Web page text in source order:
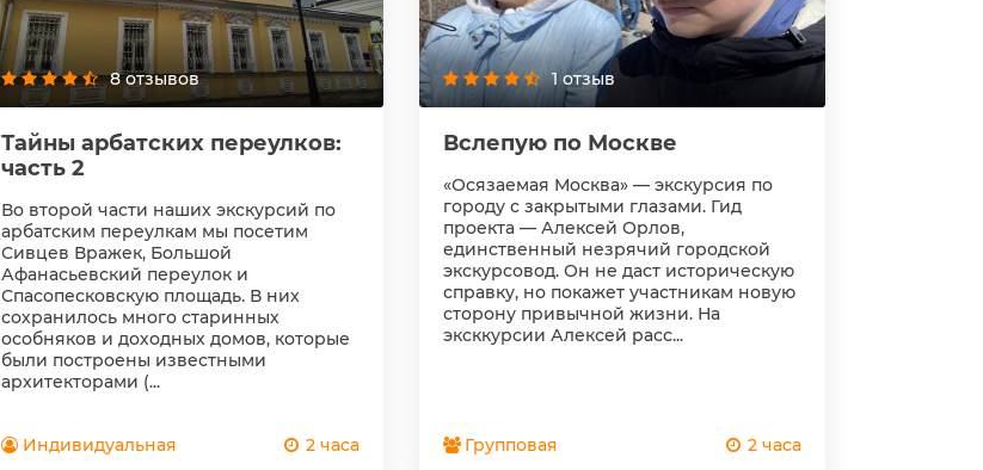
8 отзывов
Тайны арбатских переулков:
часть 2
Во второй части наших экскурсий по
арбатским переулкам мы посетим
Сивцев Вражек, Большой
Афанасьевский переулок и
Спасопесковскую площадь. В них
сохранилось много старинных
особняков и доходных домов, которые
были построены известными
архитекторами (...
Индивидуальная 2 часа
1 отзыв
Вслепую по Москве
«Осязаемая Москва» — экскурсия по
городу с закрытыми глазами. Гид
проекта — Алексей Орлов,
единственный незрячий городской
экскурсовод. Он не даст историческую
справку, но покажет участникам новую
сторону привычной жизни. На
эксккурсии Алексей расс...
Групповая 2 часа